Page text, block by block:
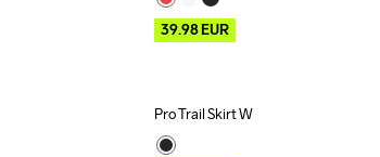
39.98EUR
Outlet
Pro Trail Skirt W